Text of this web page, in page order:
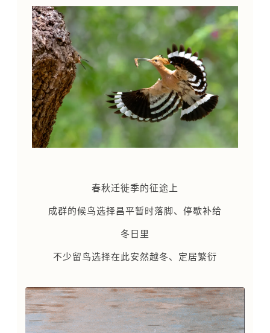
春秋迁徙季的征途上
成群的候鸟选择昌平暂时落脚、停歇补给
冬日里
不少留鸟选择在此安然越冬、定居繁衍